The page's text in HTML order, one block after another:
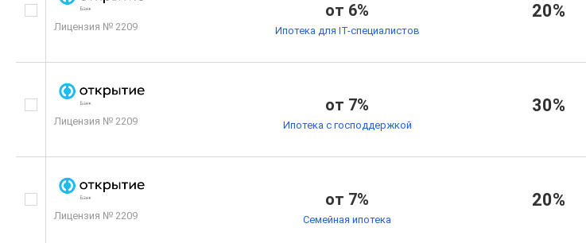
Лицензия № 2209
от 6%
Ипотека для IT-специалистов
20%
Лицензия № 2209
от 7%
Ипотека с господдержкой
30%
Лицензия № 2209
от 7%
Семейная ипотека
20%